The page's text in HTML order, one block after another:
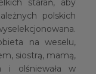
starań, aby
polskich
na weselu,
siostrą, mamą,
i olśniewała w